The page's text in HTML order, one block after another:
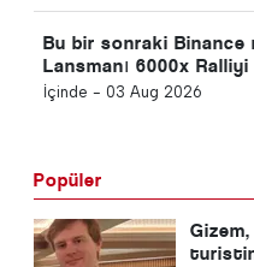
Bu bir sonraki Binance
Lansmanı 6000x
ADA Fiyatı Hakkında
İçinde - 03 Aug 2026
Popüler